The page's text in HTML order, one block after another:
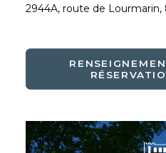
2944A, route de Lourmarin,